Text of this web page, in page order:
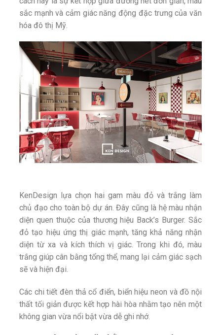
sắc mạnh và cảm giác năng động đặc trưng của văn
hóa đô thị Mỹ.
KenDesign lựa chọn hai gam màu đỏ và trắng làm
chủ đạo cho toàn bộ dự án. Đây cũng là hệ màu nhận
diện quen thuộc của thương hiệu Back’s Burger. Sắc
đỏ tạo hiệu ứng thị giác mạnh, tăng khả năng nhận
diện từ xa và kích thích vị giác. Trong khi đó, màu
trắng giúp cân bằng tổng thể, mang lại cảm giác sạch
sẽ và hiện đại.
Các chi tiết đèn thả cổ điển, biển hiệu neon và đồ nội
thất tối giản được kết hợp hài hòa nhằm tạo nên một
không gian vừa nổi bật vừa dễ ghi nhớ.